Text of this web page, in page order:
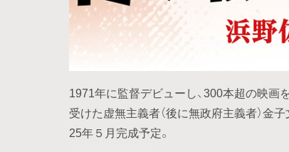
1971年に監督デビューし、300本超の映画
受けた虚無主義者（後に無政府主義者）金
25年５月完成予定。